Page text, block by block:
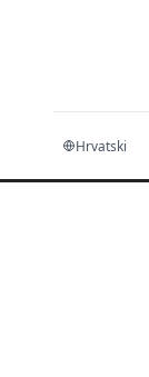
Hrvatski